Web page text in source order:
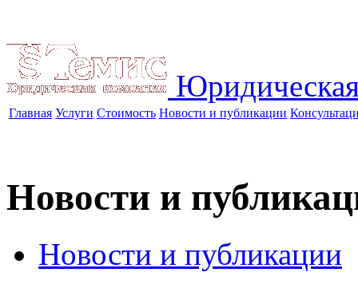
Главная Услуги Стоимость Новости и публикации
Новости и
Новости и публикации